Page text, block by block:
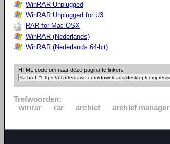
WinRAR Unplugged
WinRAR Unplugged for U3
RAR for Mac OSX
WinRAR (Nederlands)
WinRAR (Nederlands 64-bit)
HTML code om naar deze pagina te linken:
Trefwoorden:
winrar
rar archief archief manager